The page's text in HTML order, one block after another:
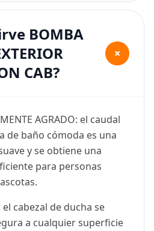
BOMBA
CAB?
+
AGRADO: el caudal
de baño cómoda es una
y se obtiene una
para personas
el cabezal de ducha se
a cualquier superficie